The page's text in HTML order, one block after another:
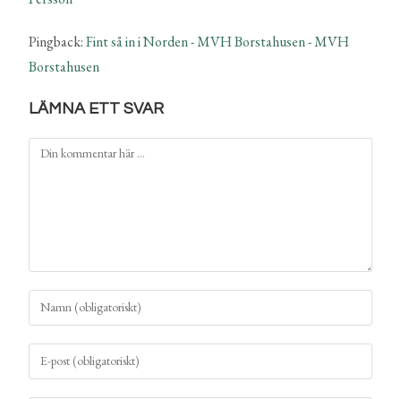
Pingback:Fint så in i Norden - MVH Borstahusen - MVH
Borstahusen
LÄMNA ETT SVAR